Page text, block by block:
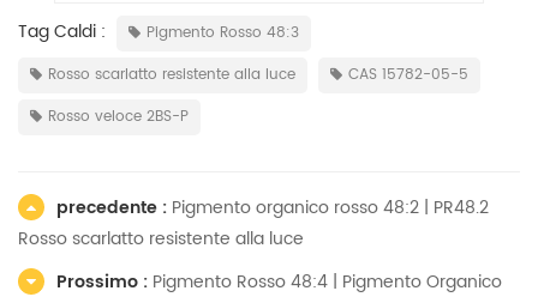
Tag Caldi :
Pigmento Rosso 48:3
Rosso scarlatto resistente alla luce
CAS 15782-05-5
Rosso veloce 2BS-P
precedente : Pigmento organico rosso 48:2 | PR48.2
Rosso scarlatto resistente alla luce
Prossimo : Pigmento Rosso 48:4 | Pigmento Organico